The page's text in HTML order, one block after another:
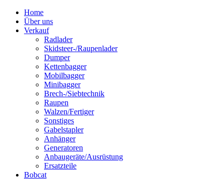
Home
Über uns
Verkauf
Radlader
Skidsteer-/Raupenlader
Dumper
Kettenbagger
Mobilbagger
Minibagger
Brech-/Siebtechnik
Raupen
Walzen/Fertiger
Sonstiges
Gabelstapler
Anhänger
Generatoren
Anbaugeräte/Ausrüstung
Ersatzteile
Bobcat